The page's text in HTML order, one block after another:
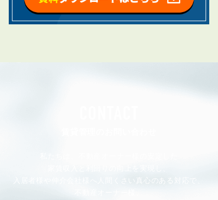
入居者様や仲介会社様へ人間くさい真心のある対応で、